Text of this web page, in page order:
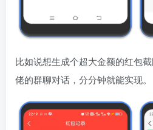
比如说想生成个超大金额的红包
佬的群聊对话，分分钟就能实现。